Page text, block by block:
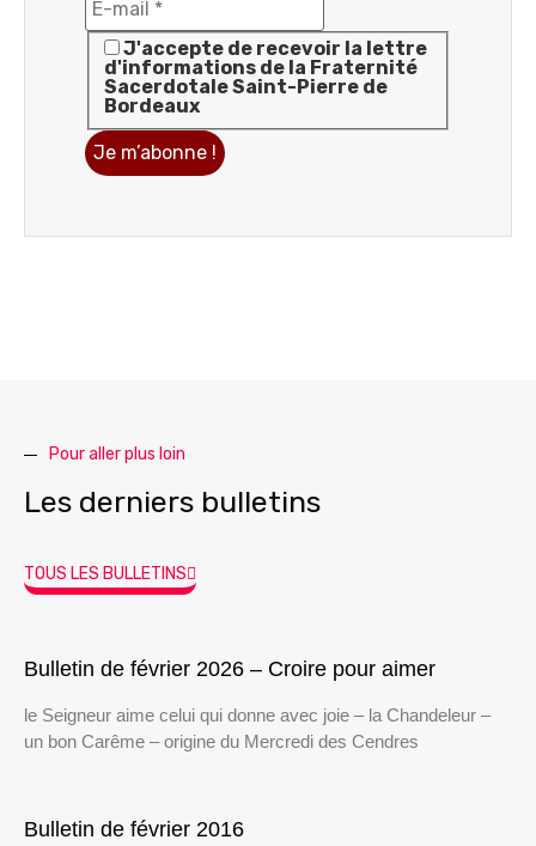
J'accepte de recevoir la lettre
d'informations de la Fraternité
Sacerdotale Saint-Pierre de
Bordeaux
Pour aller plus loin
Les derniers bulletins
TOUS LES BULLETINS
Bulletin de février 2026 – Croire pour aimer
le Seigneur aime celui qui donne avec joie – la Chandeleur –
un bon Carême – origine du Mercredi des Cendres
Bulletin de février 2016